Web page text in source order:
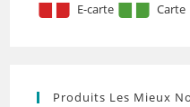
E-carte Carte
Produits Les Mieux